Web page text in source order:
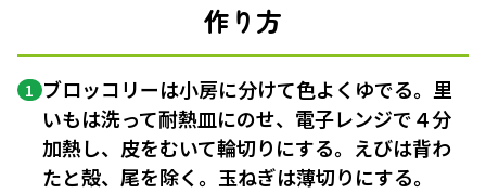
作り方
1 ブロッコリーは小房に分けて色よくゆでる。里
いもは洗って耐熱皿にのせ、電子レンジで４分
加熱し、皮をむいて輪切りにする。えびは背わ
たと殻、尾を除く。玉ねぎは薄切りにする。